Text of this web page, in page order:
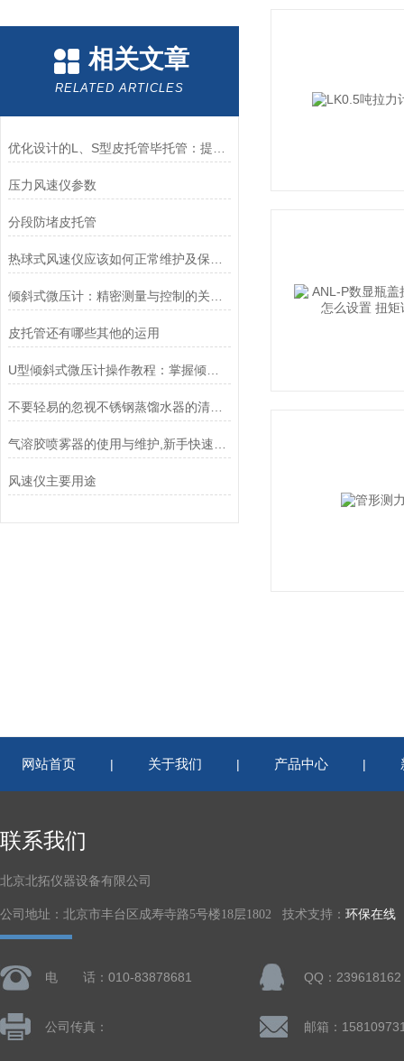
相关文章
RELATED ARTICLES
压力风速仪参数
分段防堵皮托管
皮托管还有哪些其他的运用
U型倾斜式微压计操作教程：掌握倾斜角度调节，轻松获取精准微压数据
不要轻易的忽视不锈钢蒸馏水器的清洗维护保养
风速仪主要用途
网站首页 | 关于我们 | 产品中心 |
联系我们
北京北拓仪器设备有限公司
公司地址：北京市丰台区成寿寺路5号楼18层1802 技术支持： 环保在线
电 话：010-83878681 QQ：239618162
公司传真：